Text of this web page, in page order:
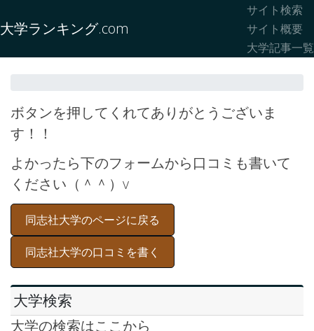
大学ランキング.com
サイト検索
サイト概要
大学記事一覧
ボタンを押してくれてありがとうございま
す！！
よかったら下のフォームから口コミも書いて
ください（＾＾）v
同志社大学のページに戻る
同志社大学の口コミを書く
大学検索
大学の検索はここから